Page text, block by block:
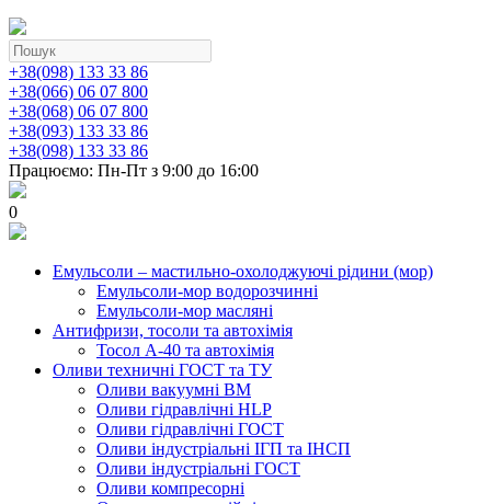
+38(098) 133 33 86
+38(066) 06 07 800
+38(068) 06 07 800
+38(093) 133 33 86
+38(098) 133 33 86
Працюємо: Пн-Пт з 9:00 до 16:00
0
Емульсоли – мастильно-охолоджуючі рідини (мор)
Емульсоли-мор водорозчинні
Емульсоли-мор масляні
Антифризи, тосоли та автохімія
Тосол А-40 та автохімія
Оливи техничні ГОСТ та ТУ
Оливи вакуумні ВМ
Оливи гідравлічні HLP
Оливи гідравлічні ГОСТ
Оливи індустріальні ІГП та ІНСП
Оливи індустріальні ГОСТ
Оливи компресорні